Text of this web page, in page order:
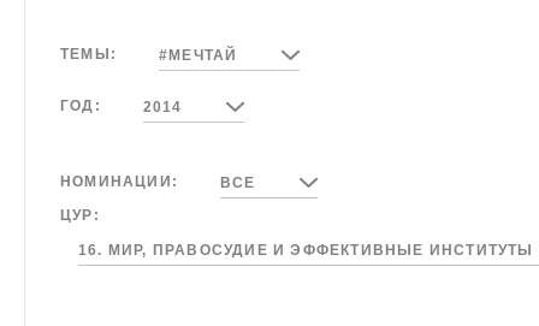
ТЕМЫ: #МЕЧТАЙ
ГОД: 2014
НОМИНАЦИИ:
ВСЕ
ЦУР:
16. МИР, ПРАВОСУДИЕ И ЭФФЕКТИВНЫЕ ИНСТИТУТЫ